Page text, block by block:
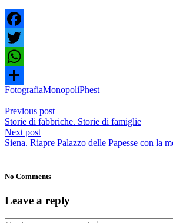
Facebook
Twitter
WhatsApp
Share
FotografiaMonopoliPhest
Previous post
Storie di fabbriche. Storie di famiglie
Next post
Siena. Riapre Palazzo delle Papesse con la
No Comments
Leave a reply